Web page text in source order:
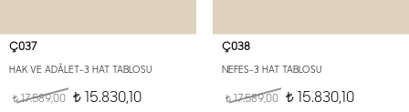
Ç037
HAK VE ADÂLET-3 HAT TABLOSU
t17.589,00 t 15.830,10
Ç038
NEFES-3 HAT TABLOSU
t17.589,00 t15.830,10